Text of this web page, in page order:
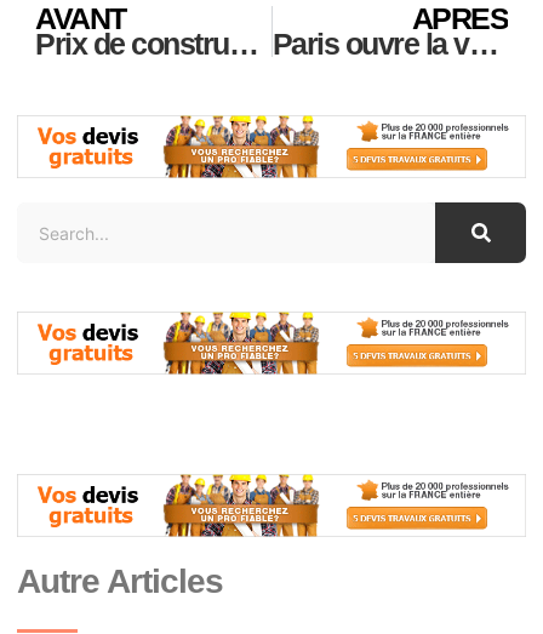
AVANT
Prix de construction d’un garage en 2025 : à quoi faut-il s’attendre ?
APRES
Paris ouvre la voie : des logements sociaux voient le jour dans le prestigieux Triangle d’Or
Autre Articles